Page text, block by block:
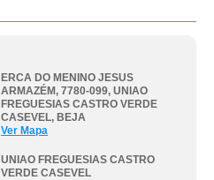
ERCA DO MENINO JESUS
ARMAZÉM, 7780-099, UNIAO
FREGUESIAS CASTRO VERDE
CASEVEL, BEJA
Ver Mapa
UNIAO FREGUESIAS CASTRO
VERDE CASEVEL